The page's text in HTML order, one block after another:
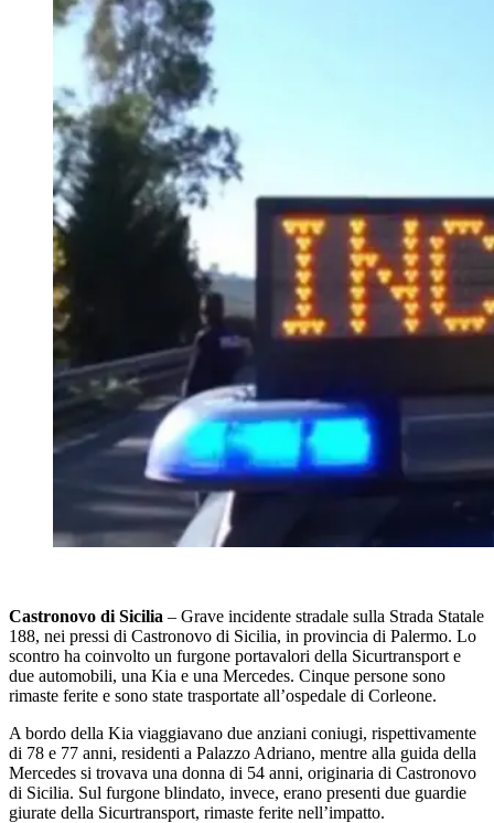
Castronovo di Sicilia – Grave incidente stradale sulla Strada Statale
188, nei pressi di Castronovo di Sicilia, in provincia di Palermo. Lo
scontro ha coinvolto un furgone portavalori della Sicurtransport e
due automobili, una Kia e una Mercedes. Cinque persone sono
rimaste ferite e sono state trasportate all’ospedale di Corleone.
A bordo della Kia viaggiavano due anziani coniugi, rispettivamente
di 78 e 77 anni, residenti a Palazzo Adriano, mentre alla guida della
Mercedes si trovava una donna di 54 anni, originaria di Castronovo
di Sicilia. Sul furgone blindato, invece, erano presenti due guardie
giurate della Sicurtransport, rimaste ferite nell’impatto.